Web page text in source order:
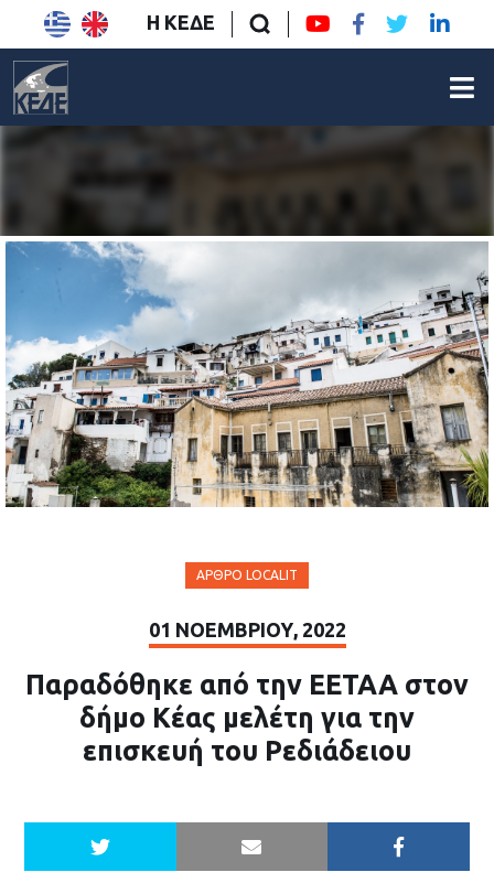
Η ΚΕΔΕ
ΆΡΘΡΟ LOCALIT
01 ΝΟΕΜΒΡΊΟΥ, 2022
Παραδόθηκε από την ΕΕΤΑΑ στον
δήμο Κέας μελέτη για την
επισκευή του Ρεδιάδειου